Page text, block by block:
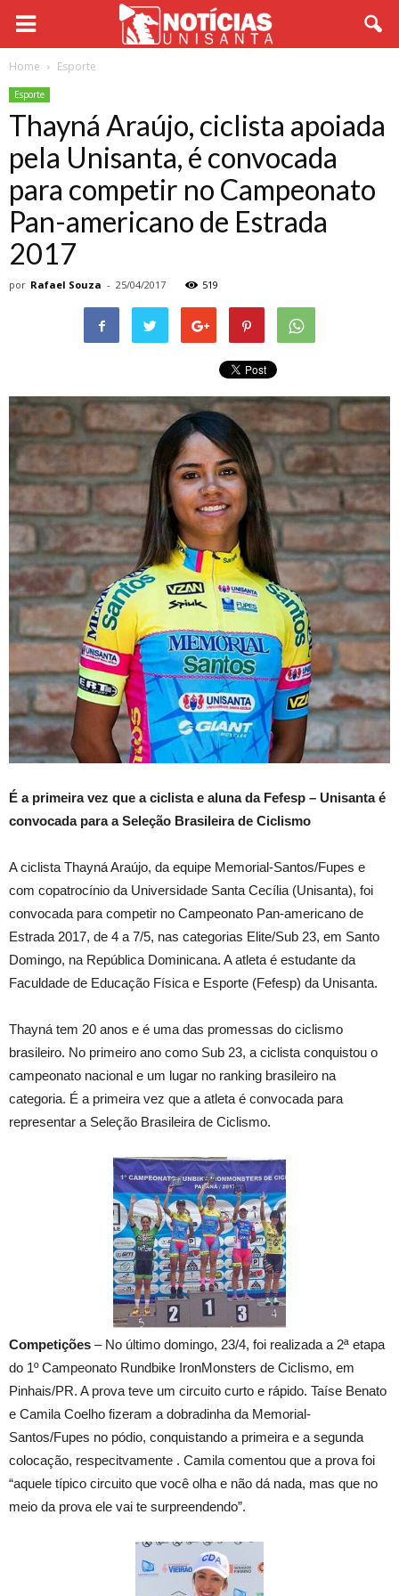
Home Esporte
Esporte
Thayná Araújo, ciclista apoiada
pela Unisanta, é convocada
para competir no Campeonato
Pan-americano de Estrada
2017
por Rafael Souza - 25/04/2017 519
É a primeira vez que a ciclista e aluna da Fefesp – Unisanta é
convocada para a Seleção Brasileira de Ciclismo
A ciclista Thayná Araújo, da equipe Memorial-Santos/Fupes e
com copatrocínio da Universidade Santa Cecília (Unisanta), foi
convocada para competir no Campeonato Pan-americano de
Estrada 2017, de 4 a 7/5, nas categorias Elite/Sub 23, em Santo
Domingo, na República Dominicana. A atleta é estudante da
Faculdade de Educação Física e Esporte (Fefesp) da Unisanta.
Thayná tem 20 anos e é uma das promessas do ciclismo
brasileiro. No primeiro ano como Sub 23, a ciclista conquistou o
campeonato nacional e um lugar no ranking brasileiro na
categoria. É a primeira vez que a atleta é convocada para
representar a Seleção Brasileira de Ciclismo.
Competições – No último domingo, 23/4, foi realizada a 2ª etapa
do 1º Campeonato Rundbike IronMonsters de Ciclismo, em
Pinhais/PR. A prova teve um circuito curto e rápido. Taíse Benato
e Camila Coelho fizeram a dobradinha da Memorial-
Santos/Fupes no pódio, conquistando a primeira e a segunda
colocação, respecitvamente . Camila comentou que a prova foi
“aquele típico circuito que você olha e não dá nada, mas que no
meio da prova ele vai te surpreendendo”.